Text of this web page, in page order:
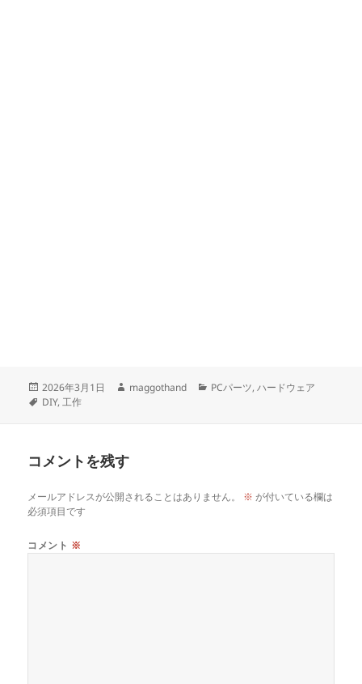
投
稿
2026年3月1日
作
maggothand
カ
PCパーツ,ハードウェア
タ
DIY,工作
コメントを残す
メールアドレスが公開されることはありません。 ※ が付いている欄は
必須項目です
コメント ※